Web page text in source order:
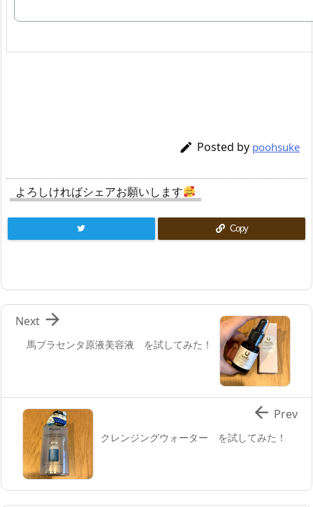
 Posted by poohsuke
よろしければシェアお願いします
Copy
馬プラセンタ原液美容液 を試してみた！

Next
クレンジングウォーター を試してみた！
 Prev